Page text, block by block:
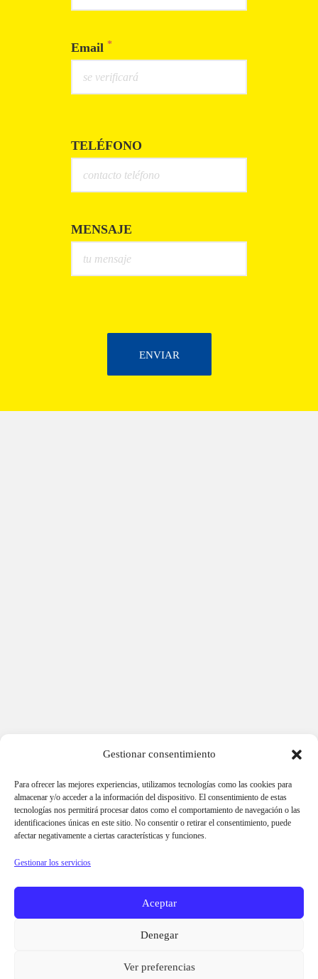
Gestionar consentimiento
Para ofrecer las mejores experiencias, utilizamos tecnologías como las cookies para
almacenar y/o acceder a la información del dispositivo. El consentimiento de estas
tecnologías nos permitirá procesar datos como el comportamiento de navegación o las
identificaciones únicas en este sitio. No consentir o retirar el consentimiento, puede
afectar negativamente a ciertas características y funciones.
Gestionar los servicios
Aceptar
Denegar
Ver preferencias
Email *
TELÉFONO
MENSAJE
ENVIAR
AVISO LEGAL
POLÍTICA DE PRIVACIDAD
INFO COOKIES
CANAL ÉTICO